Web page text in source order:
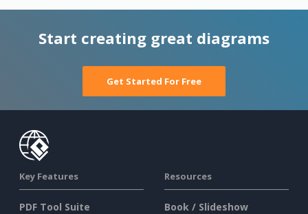
Start creating great diagrams
Get Started For Free
Key Features
PDF Tool Suite
Resources
Book / Slideshow